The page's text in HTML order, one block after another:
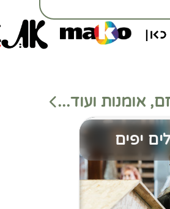
אומנות ועוד...
יפים